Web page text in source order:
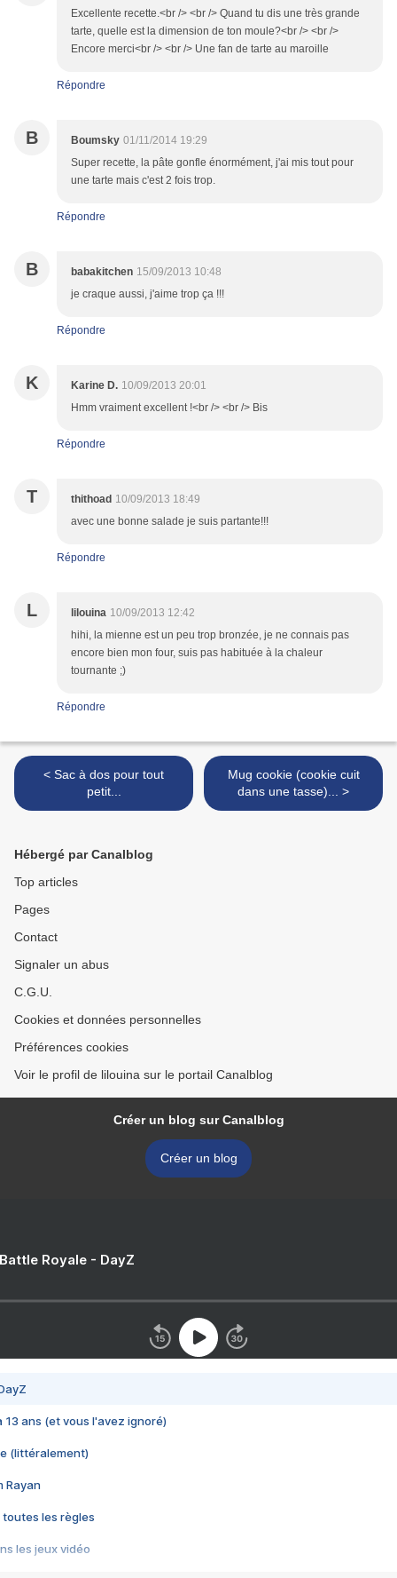
Excellente recette.<br /> <br /> Quand tu dis une très grande
tarte, quelle est la dimension de ton moule?<br /> <br />
Encore merci<br /> <br /> Une fan de tarte au maroille
Répondre
B Boumsky 01/11/2014 19:29
Super recette, la pâte gonfle énormément, j'ai mis tout pour
une tarte mais c'est 2 fois trop.
Répondre
B babakitchen 15/09/2013 10:48
je craque aussi, j'aime trop ça !!!
Répondre
K Karine D. 10/09/2013 20:01
Hmm vraiment excellent !<br /> <br /> Bis
Répondre
T thithoad 10/09/2013 18:49
avec une bonne salade je suis partante!!!
Répondre
L lilouina 10/09/2013 12:42
hihi, la mienne est un peu trop bronzée, je ne connais pas
encore bien mon four, suis pas habituée à la chaleur
tournante ;)
Répondre
< Sac à dos pour tout
petit...
Mug cookie (cookie cuit
dans une tasse)... >
Hébergé par Canalblog
Top articles
Pages
Contact
Signaler un abus
C.G.U.
Cookies et données personnelles
Préférences cookies
Voir le profil de lilouina sur le portail Canalblog
Créer un blog sur Canalblog
Créer un blog
Royale - DayZ
13 ans (et vous l'avez ignoré)
(littéralement)
Rayan
toutes les règles
les jeux vidéo